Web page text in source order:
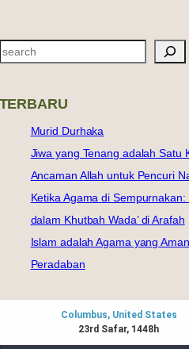
S
a
TERBARU
Murid Durhaka
Jiwa yang Tenang adalah Satu
Ancaman Allah untuk Pencuri
Ketika Agama di
dalam Khutbah Wada’ di Arafah
Islam adalah Agama yang
Peradaban